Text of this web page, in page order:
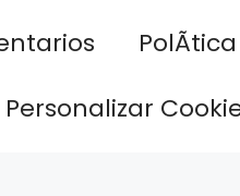
Personalizar